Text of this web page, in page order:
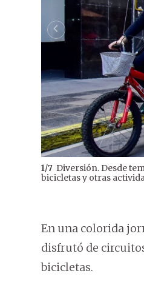
1/7 Diversión. Desde
bicicletas y otras
En una colorida
disfrutó de
bicicletas.